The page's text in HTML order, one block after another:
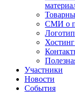
СМИ о
Логотип
Участники
Новости
События